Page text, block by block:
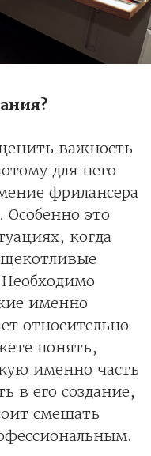
важность
для него
фрилансера
Особенно это
когда
именно
относительно
понять,
именно часть
в его создание,
смешать